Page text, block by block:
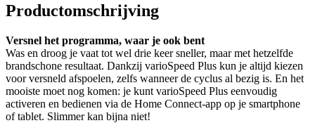
Productomschrijving
Versnel het programma, waar je ook bent
Was en droog je vaat tot wel drie keer sneller, maar met hetzelfde
brandschone resultaat. Dankzij varioSpeed Plus kun je altijd kiezen
voor versneld afspoelen, zelfs wanneer de cyclus al bezig is. En het
mooiste moet nog komen: je kunt varioSpeed Plus eenvoudig
activeren en bedienen via de Home Connect-app op je smartphone
of tablet. Slimmer kan bijna niet!